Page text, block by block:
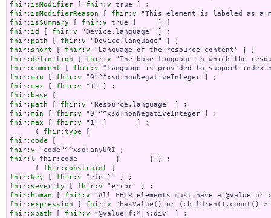
fhir:isModifier [ fhir:v
fhir:isModifierReason [ fhir:v
fhir:isSummary [ fhir:v
fhir:id
[ fhir:v
fhir:path [ fhir:v
fhir:short [ fhir:v
fhir:definition [ fhir:v
fhir:comment [ fhir:v
fhir:min [ fhir:v
fhir:max [ fhir:v
fhir:base
fhir:path [ fhir:v
fhir:min [ fhir:v
fhir:max [ fhir:v "1" ]       ] ;
      (
fhir:type
fhir:code
fhir:v
fhir:l fhir:code         ]       ] ) ;
      (
fhir:constraint
fhir:key [ fhir:v
fhir:severity [ fhir:v
fhir:human [ fhir:v
fhir:expression [ fhir:v
fhir:xpath [ fhir:v